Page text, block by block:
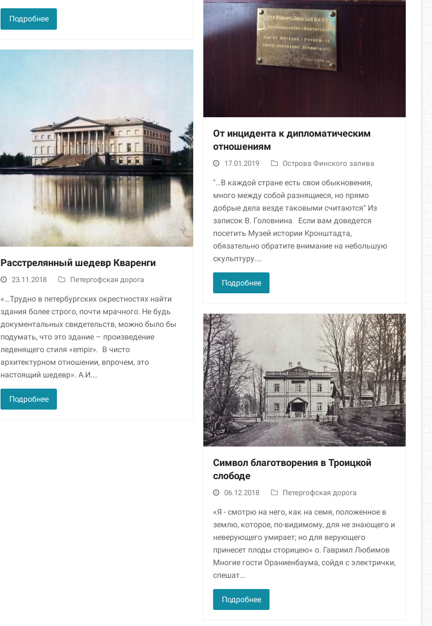
От инцидента к дипломатическим
отношениям
17.01.2019 Острова Финского залива
"…В каждой стране есть свои обыкновения,
много между собой разнящиеся, но прямо
добрые дела везде таковыми считаются" Из
записок В. Головнина Если вам доведется
посетить Музей истории Кронштадта,
обязательно обратите внимание на небольшую
скульптуру.…
Подробнее
Подробнее
Символ благотворения в Троицкой
слободе
06.12.2018 Петергофская дорога
«Я - смотрю на него, как на семя, поло­женное в
землю, которое, по-видимому, для не знающего и
неверующего умирает; но для верующего
принесет плоды сторицею» о. Гавриил Любимов
Многие гости Ораниенбаума, сойдя с электрички,
спешат…
Подробнее
Расстрелянный шедевр Кваренги
23.11.2018 Петергофская дорога
«…Трудно в петербургских окрестностях найти
здания более строго, почти мрачного. Не будь
документальных свидетельств, можно было бы
подумать, что это здание – произведение
леденящего стиля «empir». В чисто
архитектурном отношении, впрочем, это
настоящий шедевр». А.И.…
Подробнее